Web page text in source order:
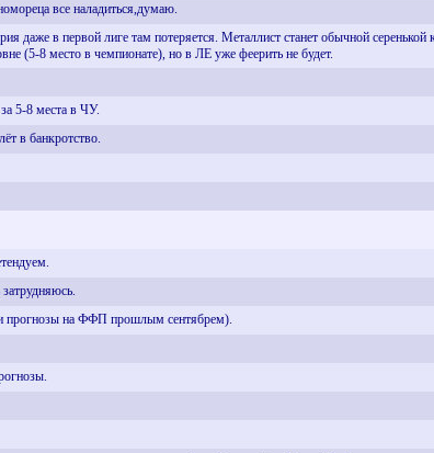
все наладиться,думаю.
даже в первой лиге там потеряется. Металлист станет обычной серенькой
(5-8 место в чемпионате), но в ЛЕ уже феерить не будет.
5-8 места в ЧУ.
в банкротство.
прогнозы на ФФП прошлым сентябрем).